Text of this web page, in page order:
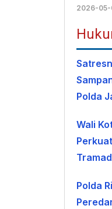
2026-
Polda
Wali
Polda